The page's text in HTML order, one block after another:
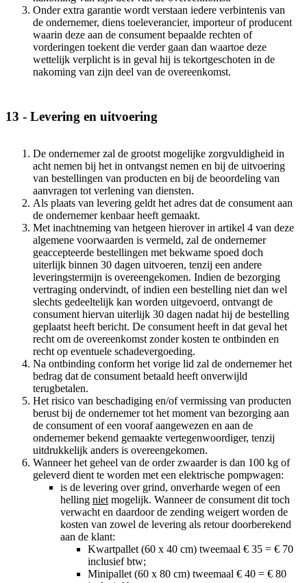
Onder extra garantie wordt verstaan iedere verbintenis van
de ondernemer, diens toeleverancier, importeur of producent
waarin deze aan de consument bepaalde rechten of
vorderingen toekent die verder gaan dan waartoe deze
wettelijk verplicht is in geval hij is tekortgeschoten in de
nakoming van zijn deel van de overeenkomst.
13 - Levering en uitvoering
De ondernemer zal de grootst mogelijke zorgvuldigheid in
acht nemen bij het in ontvangst nemen en bij de uitvoering
van bestellingen van producten en bij de beoordeling van
aanvragen tot verlening van diensten.
Als plaats van levering geldt het adres dat de consument aan
de ondernemer kenbaar heeft gemaakt.
Met inachtneming van hetgeen hierover in artikel 4 van deze
algemene voorwaarden is vermeld, zal de ondernemer
geaccepteerde bestellingen met bekwame spoed doch
uiterlijk binnen 30 dagen uitvoeren, tenzij een andere
leveringstermijn is overeengekomen. Indien de bezorging
vertraging ondervindt, of indien een bestelling niet dan wel
slechts gedeeltelijk kan worden uitgevoerd, ontvangt de
consument hiervan uiterlijk 30 dagen nadat hij de bestelling
geplaatst heeft bericht. De consument heeft in dat geval het
recht om de overeenkomst zonder kosten te ontbinden en
recht op eventuele schadevergoeding.
Na ontbinding conform het vorige lid zal de ondernemer het
bedrag dat de consument betaald heeft onverwijld
terugbetalen.
Het risico van beschadiging en/of vermissing van producten
berust bij de ondernemer tot het moment van bezorging aan
de consument of een vooraf aangewezen en aan de
ondernemer bekend gemaakte vertegenwoordiger, tenzij
uitdrukkelijk anders is overeengekomen.
Wanneer het geheel van de order zwaarder is dan 100 kg of
geleverd dient te worden met een elektrische pompwagen:
is de levering over grind, onverharde wegen of een
helling nietmogelijk. Wanneer de consument dit toch
verwacht en daardoor de zending weigert worden de
kosten van zowel de levering als retour doorberekend
aan de klant:
Kwartpallet (60 x 40 cm) tweemaal € 35 = € 70
inclusief btw;
Minipallet (60 x 80 cm) tweemaal € 40 = € 80